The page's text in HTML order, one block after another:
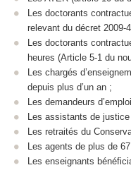
Les doctorants
relevant du décret 2009-
Les doctorants
heures (Article 5-1 du
Les chargés
depuis plus d’un an ;
Les demandeurs
Les assistants de justice
Les retraités du
Les agents de plus de
Les enseignants